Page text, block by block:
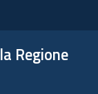
Regione